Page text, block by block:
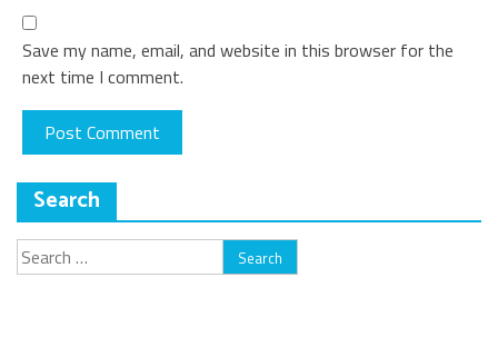
Save my name, email, and website in this browser for the
next time I comment.
Search
Search
for: